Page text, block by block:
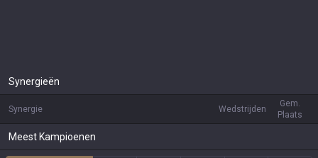
Synergieën
Synergie Wedstrijden
Gem.
Plaats
Meest Kampioenen